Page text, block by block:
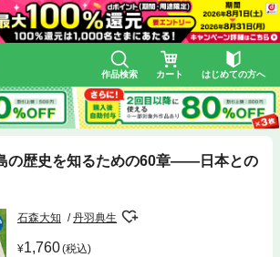
作品検索 カート はじめての方へ
の歴史を知るための60章――日本との
石森大知 丹羽典生
1,760(税込)